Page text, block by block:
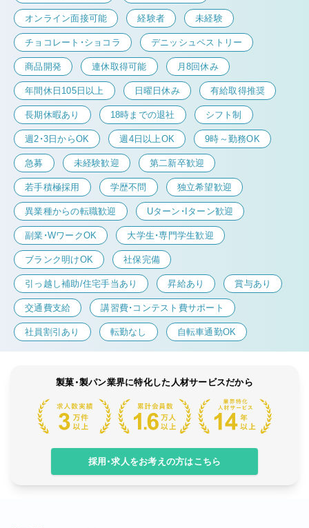
オンライン面接可能 経験者 未経験
チョコレート・ショコラ デニッシュペストリー
商品開発 連休取得可能 月8回休み
年間休日105日以上 日曜日休み 有給取得推奨
長期休暇あり 18時までの退社 シフト制
週2・3日からOK 週4日以上OK 9時～勤務OK
急募 未経験歓迎 第二新卒歓迎
若手積極採用 学歴不問 独立希望歓迎
異業種からの転職歓迎 Uターン・Iターン歓迎
副業・WワークOK 大学生・専門学生歓迎
ブランク明けOK 社保完備
引っ越し補助/住宅手当あり 昇給あり 賞与あり
交通費支給 講習費・コンテスト費サポート
社員割引あり 転勤なし 自転車通勤OK
製菓・製パン業界に特化した人材サービスだから
採用・求人をお考えの方はこちら